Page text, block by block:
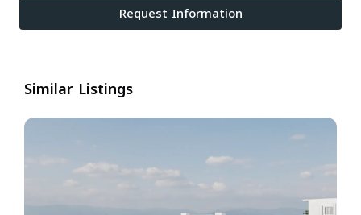
Request Information
Similar Listings